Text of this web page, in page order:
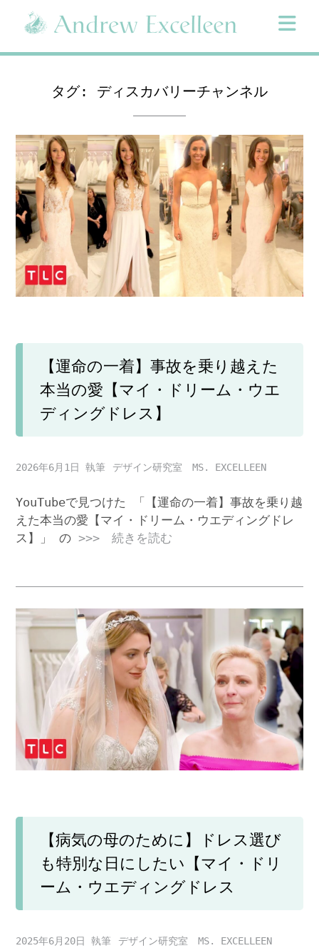
content
タグ: ディスカバリーチャンネル
【運命の一着】事故を乗り越えた
本当の愛【マイ・ドリーム・ウエ
ディングドレス】
2026年6月1日 デザイン研究室 MS. EXCELLEEN
YouTubeで見つけた 「【運命の一着】事故を乗り越
えた本当の愛【マイ・ドリーム・ウエディングドレ
ス】」 の >>> 続きを読む
【病気の母のために】ドレス選び
も特別な日にしたい【マイ・ドリ
ーム・ウエディングドレス
2025年6月20日 デザイン研究室 MS. EXCELLEEN